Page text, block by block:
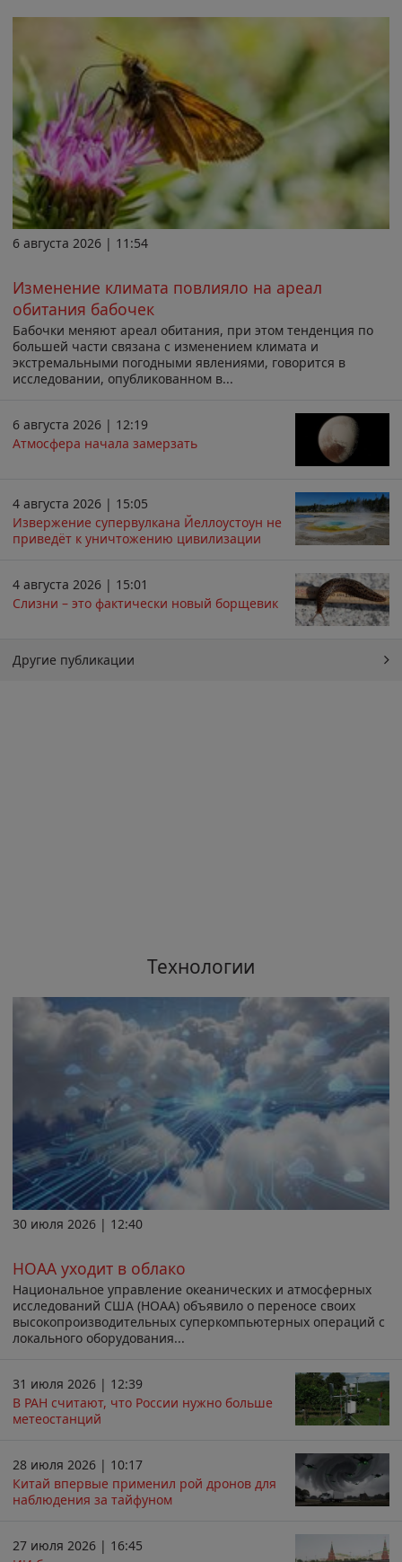
6 августа 2026 | 11:54
Изменение климата повлияло на ареал
обитания бабочек
Бабочки меняют ареал обитания, при этом тенденция по
большей части связана с изменением климата и
экстремальными погодными явлениями, говорится в
исследовании, опубликованном в...
6 августа 2026 | 12:19
Атмосфера начала замерзать
4 августа 2026 | 15:05
Извержение супервулкана Йеллоустоун не
приведёт к уничтожению цивилизации
4 августа 2026 | 15:01
Слизни – это фактически новый борщевик
Другие публикации
Технологии
30 июля 2026 | 12:40
НОАА уходит в облако
Национальное управление океанических и атмосферных
исследований США (НОАА) объявило о переносе своих
высокопроизводительных суперкомпьютерных операций с
локального оборудования...
31 июля 2026 | 12:39
В РАН считают, что России нужно больше
метеостанций
28 июля 2026 | 10:17
Китай впервые применил рой дронов для
наблюдения за тайфуном
27 июля 2026 | 16:45